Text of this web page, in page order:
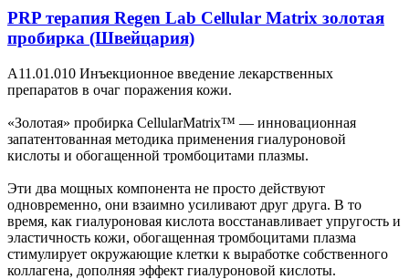
PRP терапия Regen Lab Cellular Matrix золотая
пробирка (Швейцария)
А11.01.010 Инъекционное введение лекарственных
препаратов в очаг поражения кожи.
«Золотая» пробирка CellularMatrix™ — инновационная
запатентованная методика применения гиалуроновой
кислоты и обогащенной тромбоцитами плазмы.
Эти два мощных компонента не просто действуют
одновременно, они взаимно усиливают друг друга. В то
время, как гиалуроновая кислота восстанавливает упругость и
эластичность кожи, обогащенная тромбоцитами плазма
стимулирует окружающие клетки к выработке собственного
коллагена, дополняя эффект гиалуроновой кислоты.